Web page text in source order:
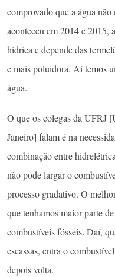
comprovado que a água
aconteceu em 2014 e 2015,
hídrica e depende das
e mais poluidora. Aí temos
água.
O que os colegas da UFRJ
Janeiro] falam é na
combinação entre
não pode largar o
processo gradativo. O
que tenhamos maior parte
combustíveis fósseis. Daí,
escassas, entra o
depois volta.